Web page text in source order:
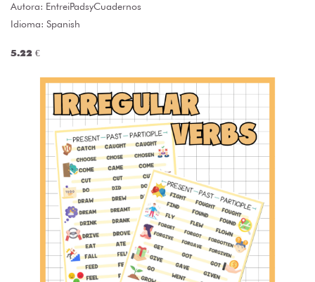
Autora: EntreiPadsyCuadernos
Idioma: Spanish
5.22 €